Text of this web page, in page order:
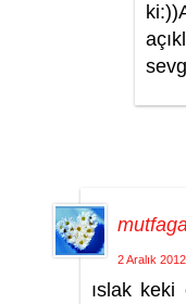
2 Aralık
ıslak keki